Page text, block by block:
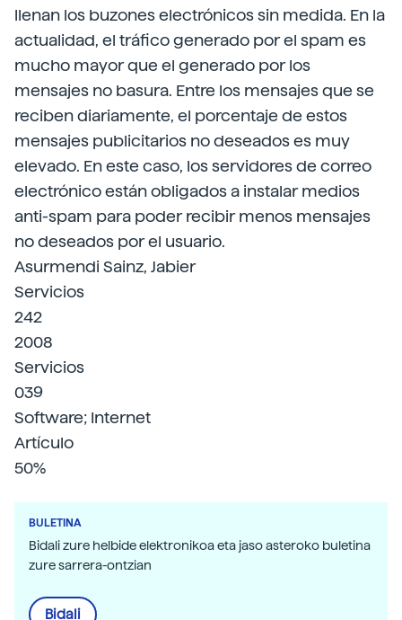
llenan los buzones electrónicos sin medida. En la
actualidad, el tráfico generado por el spam es
mucho mayor que el generado por los
mensajes no basura. Entre los mensajes que se
reciben diariamente, el porcentaje de estos
mensajes publicitarios no deseados es muy
elevado. En este caso, los servidores de correo
electrónico están obligados a instalar medios
anti-spam para poder recibir menos mensajes
no deseados por el usuario.
Asurmendi Sainz, Jabier
Servicios
242
2008
Servicios
039
Software; Internet
Artículo
50%
BULETINA
Bidali zure helbide elektronikoa eta jaso asteroko buletina
zure sarrera-ontzian
Bidali